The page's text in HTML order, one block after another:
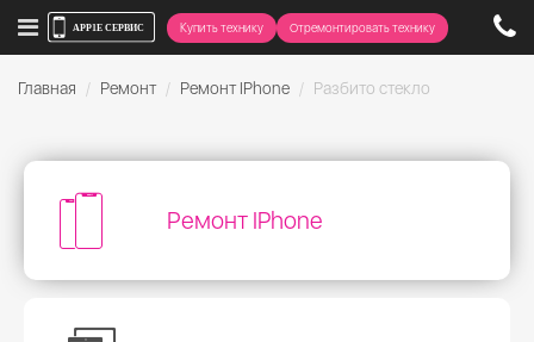
Купить технику Отремонтировать технику
Главная Ремонт Ремонт IPhone Разбито стекло
Ремонт IPhone